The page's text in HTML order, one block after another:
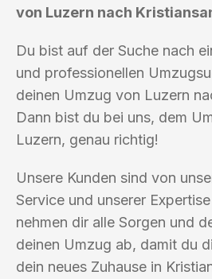
von Luzern nach
Du bist auf der Suche nach
und professionellen
deinen Umzug von Luzern
Dann bist du bei uns, dem
Luzern, genau richtig!
Unsere Kunden sind von
Service und unserer
nehmen dir alle Sorgen und
deinen Umzug ab, damit du
dein neues Zuhause in